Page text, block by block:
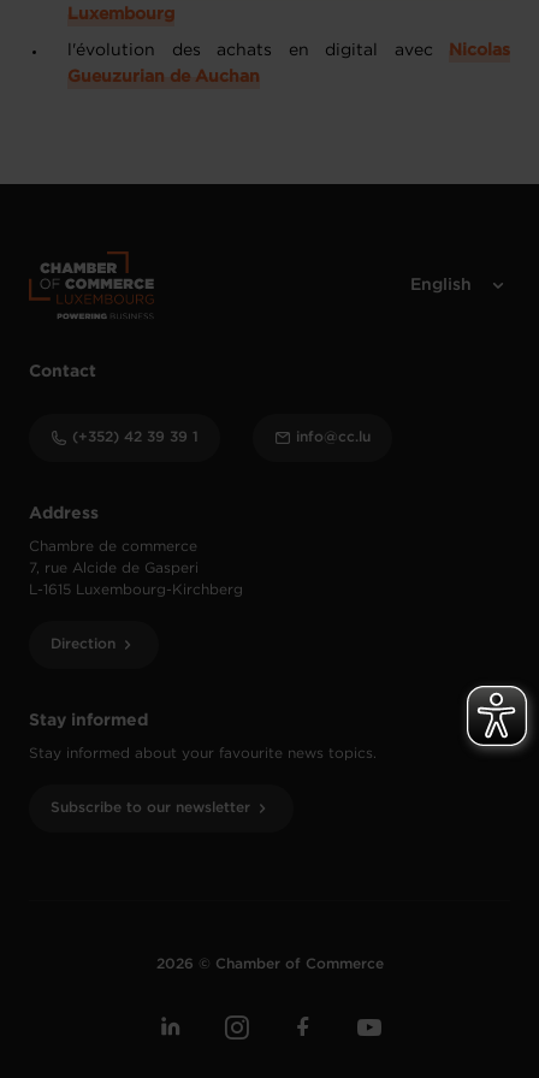
Luxembourg
l'évolution des achats en digital avec
Nicolas
Gueuzurian de Auchan
Stay informed
Stay informed about your favourite news topics.
Subscribe to our newsletter
Address
Chambre de commerce
7, rue Alcide de Gasperi
L-1615 Luxembourg-Kirchberg
Direction
Contact
(+352) 42 39 39 1 info@cc.lu
2026 © Chamber of Commerce